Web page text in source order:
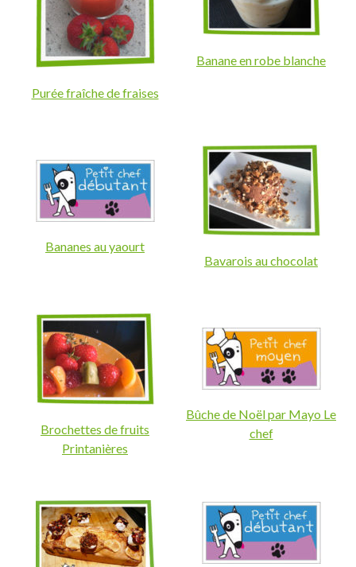
Purée fraîche de fraises
Banane en robe blanche
Bananes au yaourt
Bavarois au chocolat
Brochettes de fruits
Printanières
Bûche de Noël par Mayo Le
chef